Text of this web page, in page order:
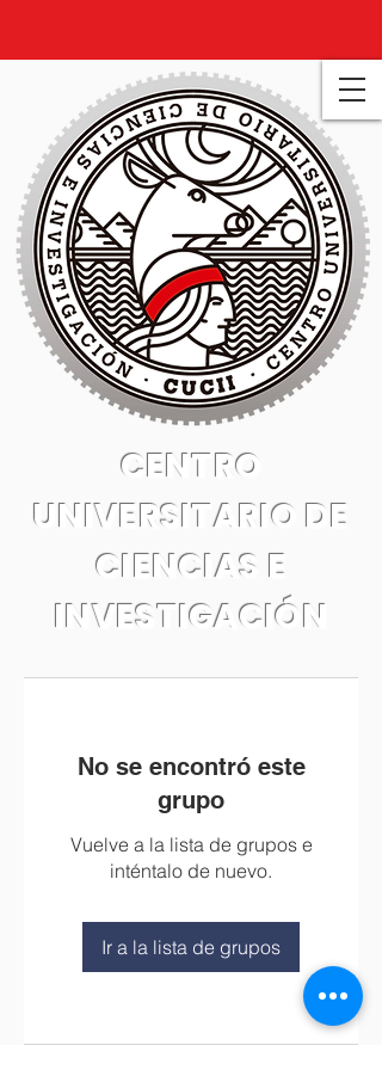
CENTRO
UNIVERSITARIO DE
CIENCIAS E
INVESTIGACIÓN
No se encontró este
grupo
Vuelve a la lista de grupos e
inténtalo de nuevo.
Ir a la lista de grupos